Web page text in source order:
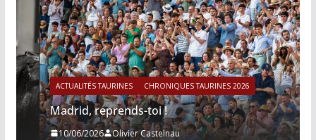
ACTUALITÉS TAURINES CHRONIQUES TAURINES 2026
Madrid, reprends-toi !
10/06/2026 Olivier Castelnau